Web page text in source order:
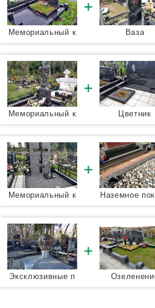
Мемориальный к
омплекс
Ваза
Мемориальный к
омплекс
Цветник
Мемориальный к
омплекс
Наземное
ие
Эксклюзивные п
амятники